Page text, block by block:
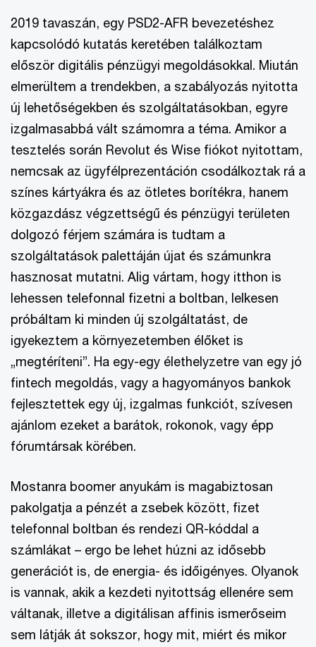
2019 tavaszán, egy PSD2-AFR bevezetéshez
kapcsolódó kutatás keretében találkoztam
először digitális pénzügyi megoldásokkal. Miután
elmerültem a trendekben, a szabályozás nyitotta
új lehetőségekben és szolgáltatásokban, egyre
izgalmasabbá vált számomra a téma. Amikor a
tesztelés során Revolut és Wise fiókot nyitottam,
nemcsak az ügyfélprezentáción csodálkoztak rá a
színes kártyákra és az ötletes borítékra, hanem
közgazdász végzettségű és pénzügyi területen
dolgozó férjem számára is tudtam a
szolgáltatások palettáján újat és számunkra
hasznosat mutatni. Alig vártam, hogy itthon is
lehessen telefonnal fizetni a boltban, lelkesen
próbáltam ki minden új szolgáltatást, de
igyekeztem a környezetemben élőket is
„megtéríteni”. Ha egy-egy élethelyzetre van egy jó
fintech megoldás, vagy a hagyományos bankok
fejlesztettek egy új, izgalmas funkciót, szívesen
ajánlom ezeket a barátok, rokonok, vagy épp
fórumtársak körében.
Mostanra boomer anyukám is magabiztosan
pakolgatja a pénzét a zsebek között, fizet
telefonnal boltban és rendezi QR-kóddal a
számlákat – ergo be lehet húzni az idősebb
generációt is, de energia- és időigényes. Olyanok
is vannak, akik a kezdeti nyitottság ellenére sem
váltanak, illetve a digitálisan affinis ismerőseim
sem látják át sokszor, hogy mit, miért és mikor